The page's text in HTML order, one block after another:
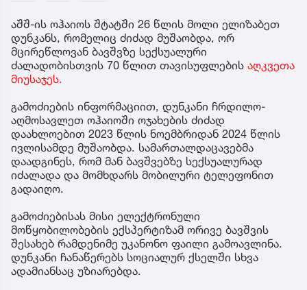
აშშ-ის ოჰაიოს შტატში 26 წლის მოლი ელიზაბეთ
დუნკანს, რომელიც ძიძად მუშაობდა, ორ
მცირეწლოვან ბავშვზე სექსუალური
ძალადობისთვის 70 წლით თავისუფლების აღკვეთა
მიუსაჯეს.
გამოძიების ინფორმაციით, დუნკანი ჩრდილო-
აღმოსავლეთ ოჰაიოში ოჯახების ძიძად
დაახლოებით 2023 წლის ნოემბრიდან 2024 წლის
ივლისამდე მუშაობდა. სამართალდაცავებმა
დაადგინეს, რომ მან ბავშვებზე სექსუალურად
იძალადა და მომხდარს მობილური ტელეფონით
გადაიღო.
გამოძიებისას მისი ელექტრონული
მოწყობილობების ექსპერტიზამ ორივე ბავშვის
შესახებ რამდენიმე უკანონო ფაილი გამოავლინა.
დუნკანი ჩანაწერებს სოციალურ ქსელში სხვა
ადამიანსაც უზიარებდა.